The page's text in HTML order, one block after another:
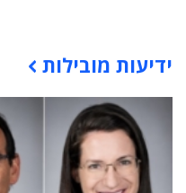
ידיעות מובילות